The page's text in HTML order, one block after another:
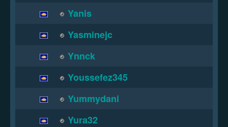
Yanis
Yasminejc
Ynnck
Youssefez345
Yummydani
Yura32